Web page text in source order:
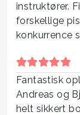
instruktører.
forskellige
konkurrence
Fantastisk
Andreas og
helt sikkert